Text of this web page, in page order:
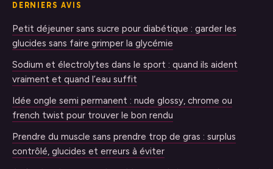
DERNIERS AVIS
Petit déjeuner sans sucre pour diabétique : garder les
glucides sans faire grimper la glycémie
Sodium et électrolytes dans le sport : quand ils aident
vraiment et quand l’eau suffit
Idée ongle semi permanent : nude glossy, chrome ou
french twist pour trouver le bon rendu
Prendre du muscle sans prendre trop de gras : surplus
contrôlé, glucides et erreurs à éviter